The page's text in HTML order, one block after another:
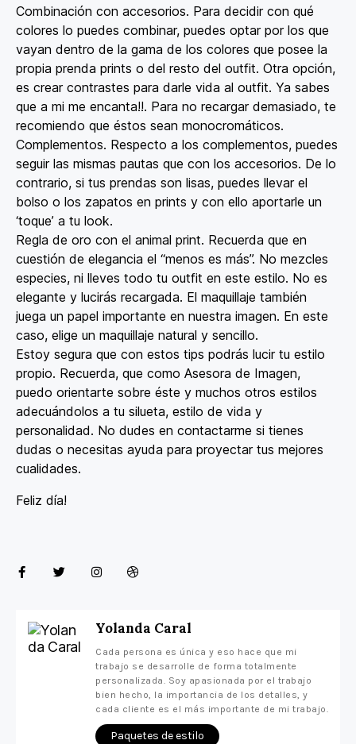
Combinación con accesorios. Para decidir con qué
colores lo puedes combinar, puedes optar por los que
vayan dentro de la gama de los colores que posee la
propia prenda prints o del resto del outfit. Otra opción,
es crear contrastes para darle vida al outfit. Ya sabes
que a mi me encanta!!. Para no recargar demasiado, te
recomiendo que éstos sean monocromáticos.
Complementos. Respecto a los complementos, puedes
seguir las mismas pautas que con los accesorios. De lo
contrario, si tus prendas son lisas, puedes llevar el
bolso o los zapatos en prints y con ello aportarle un
‘toque’ a tu look.
Regla de oro con el animal print. Recuerda que en
cuestión de elegancia el “menos es más”. No mezcles
especies, ni lleves todo tu outfit en este estilo. No es
elegante y lucirás recargada. El maquillaje también
juega un papel importante en nuestra imagen. En este
caso, elige un maquillaje natural y sencillo.
Estoy segura que con estos tips podrás lucir tu estilo
propio. Recuerda, que como Asesora de Imagen,
puedo orientarte sobre éste y muchos otros estilos
adecuándolos a tu silueta, estilo de vida y
personalidad. No dudes en contactarme si tienes
dudas o necesitas ayuda para proyectar tus mejores
cualidades.
Feliz día!
Yolanda Caral
Cada persona es única y eso hace que mi
trabajo se desarrolle de forma totalmente
personalizada. Soy apasionada por el trabajo
bien hecho, la importancia de los detalles, y
cada cliente es el más importante de mi trabajo.
Paquetes de estilo